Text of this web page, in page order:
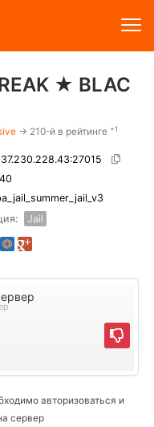
★ BLAC
→ 210-й в рейтинге +1
37.230.228.43:27015
Jail
авторизоваться и
сервер